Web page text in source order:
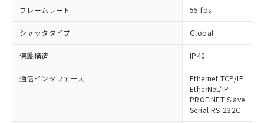
フレームレート 55 fps
シャッタタイプ Global
保護構造 IP40
通信インタフェース
Ethernet TCP/IP
EtherNet/IP
PROFINET Slave
Serial RS-232C